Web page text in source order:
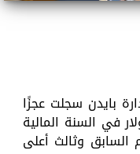
بايدن سجلت عجزًا
1.8 تريليون دولار في السنة المالية
8% عن العام السابق وثالث أعلى